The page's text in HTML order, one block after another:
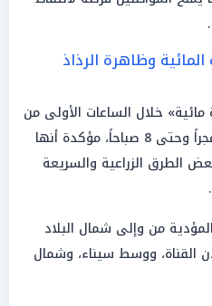
وظاهرة الرذاذ
خلال الساعات الأولى من
الصباح، وتحديداً من الساعة 4 فجراً وحتى 8 صباحاً، مؤكدة أنها
الطرق الزراعية والسريعة
من وإلى شمال البلاد
القناة، ووسط سيناء، وشمال